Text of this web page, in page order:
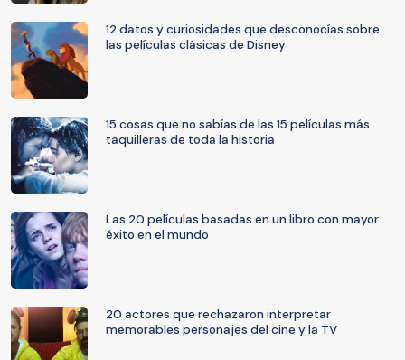
12 datos y curiosidades que desconocías sobre
las películas clásicas de Disney
15 cosas que no sabías de las 15 películas más
taquilleras de toda la historia
Las 20 películas basadas en un libro con mayor
éxito en el mundo
20 actores que rechazaron interpretar
memorables personajes del cine y la TV